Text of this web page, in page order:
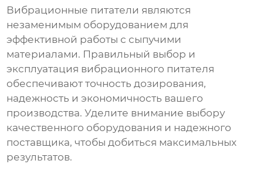
Вибрационные питатели являются
незаменимым оборудованием для
эффективной работы с сыпучими
материалами. Правильный выбор и
эксплуатация вибрационного питателя
обеспечивают точность дозирования,
надежность и экономичность вашего
производства. Уделите внимание выбору
качественного оборудования и надежного
поставщика, чтобы добиться максимальных
результатов.